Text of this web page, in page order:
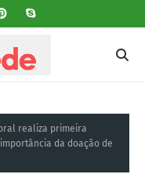
realiza primeira
da doação de